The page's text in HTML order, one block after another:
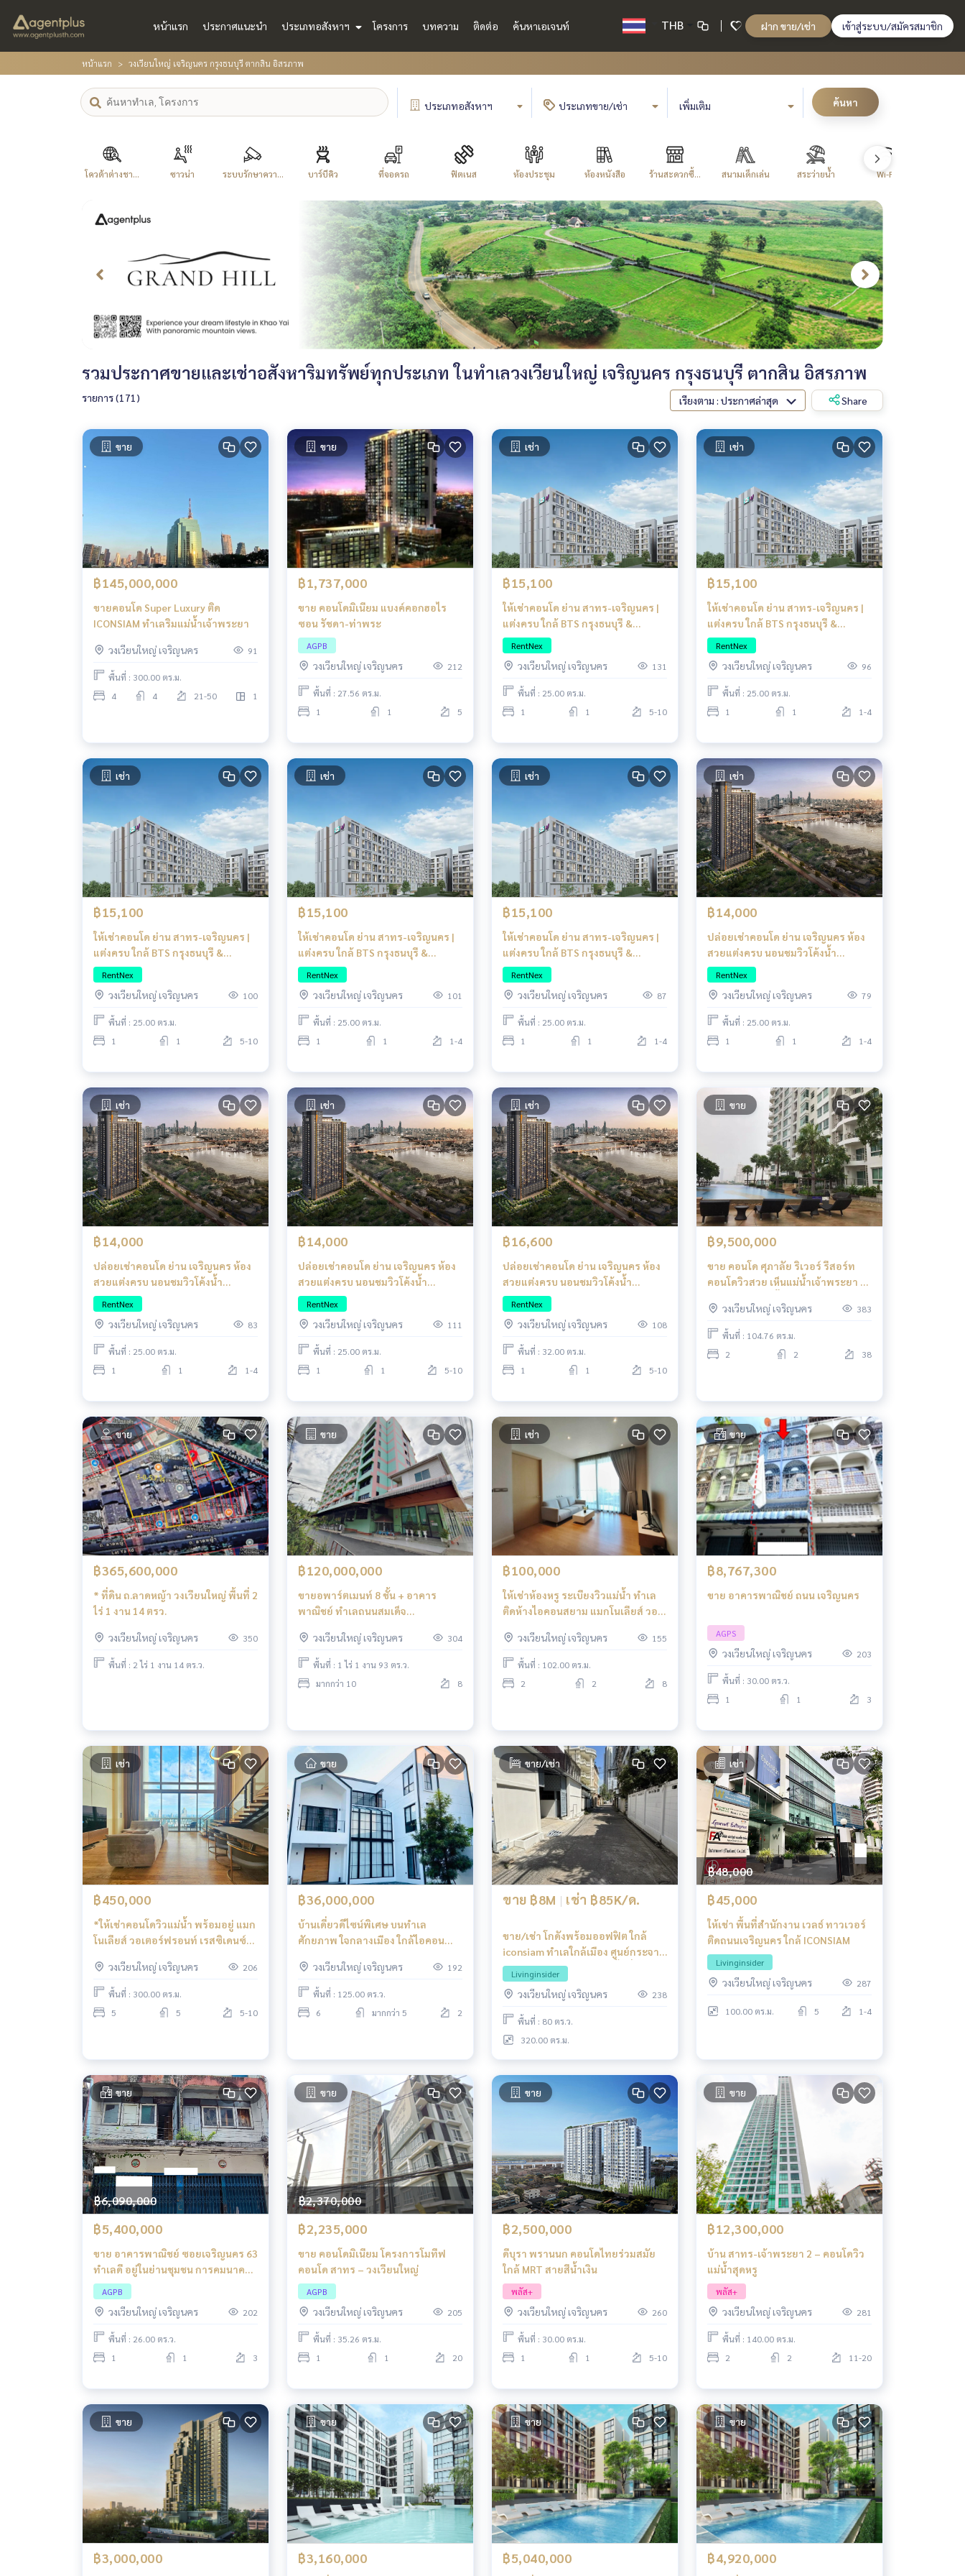
หน้าแรก ประกาศแนะนำ ประเภทอสังหาฯ โครงการ บทความ ติดต่อ ค้นหาเอเจนท์ THB ฝาก ขาย/เช่า เข้าสู่ระบบ/สมัครสมาชิก
หน้าแรก วงเวียนใหญ่ เจริญนคร กรุงธนบุรี ตากสิน อิสรภาพ
ประเภทอสังหาฯ ประเภทขาย/เช่า เพิ่มเติม ค้นหา
โควต้าต่างชา... ซาวน่า ระบบรักษาควา... บาร์บีคิว ที่จอดรถ ฟิตเนส ห้องประชุม ห้องหนังสือ ร้านสะดวกซื้... สนามเด็กเล่น สระว่ายน้ำ Wi-Fi
รวมประกาศขายและเช่าอสังหาริมทรัพย์ทุกประเภท ในทำเลวงเวียนใหญ่ เจริญนคร กรุงธนบุรี ตากสิน อิสรภาพ
รายการ (171) เรียงตาม : ประกาศล่าสุด Share
ขาย
฿145,000,000
ขายคอนโด Super Luxury ติด
ICONSIAM ทำเลริมแม่น้ำเจ้าพระยา
วงเวียนใหญ่ เจริญนคร 91
พื้นที่ : 300.00 ตร.ม.
4
4 21-50 1
ขาย
฿1,737,000
ขาย คอนโดมิเนียม แบงค์คอกฮอไร
ซอน รัชดา-ท่าพระ
AGPB
วงเวียนใหญ่ เจริญนคร 212
พื้นที่ : 27.56 ตร.ม.
1
1 5
เช่า
฿15,100
ให้เช่าคอนโด ย่าน สาทร-เจริญนคร |
แต่งครบ ใกล้ BTS กรุงธนบุรี &
ICONSIAM ต่อเดียวถึงสาทร!
RentNex
วงเวียนใหญ่ เจริญนคร 131
พื้นที่ : 25.00 ตร.ม.
1
1 5-10
เช่า
฿15,100
ให้เช่าคอนโด ย่าน สาทร-เจริญนคร |
แต่งครบ ใกล้ BTS กรุงธนบุรี &
ICONSIAM ต่อเดียวถึงสาทร!
RentNex
วงเวียนใหญ่ เจริญนคร 96
พื้นที่ : 25.00 ตร.ม.
1
1 1-4
เช่า
฿15,100
ให้เช่าคอนโด ย่าน สาทร-เจริญนคร |
แต่งครบ ใกล้ BTS กรุงธนบุรี &
ICONSIAM ต่อเดียวถึงสาทร!
RentNex
วงเวียนใหญ่ เจริญนคร 100
พื้นที่ : 25.00 ตร.ม.
1
1 5-10
เช่า
฿15,100
ให้เช่าคอนโด ย่าน สาทร-เจริญนคร |
แต่งครบ ใกล้ BTS กรุงธนบุรี &
ICONSIAM ต่อเดียวถึงสาทร!
RentNex
วงเวียนใหญ่ เจริญนคร 101
พื้นที่ : 25.00 ตร.ม.
1
1 1-4
เช่า
฿15,100
ให้เช่าคอนโด ย่าน สาทร-เจริญนคร |
แต่งครบ ใกล้ BTS กรุงธนบุรี &
ICONSIAM ต่อเดียวถึงสาทร!
RentNex
วงเวียนใหญ่ เจริญนคร 87
พื้นที่ : 25.00 ตร.ม.
1
1 1-4
เช่า
฿14,000
ปล่อยเช่าคอนโด ย่าน เจริญนคร ห้อง
สวยแต่งครบ นอนชมวิวโค้งน้ำ
เจ้าพระยา ใกล้สาทร-ไอคอนสยาม
RentNex
วงเวียนใหญ่ เจริญนคร 79
พื้นที่ : 25.00 ตร.ม.
1
1 1-4
เช่า
฿14,000
ปล่อยเช่าคอนโด ย่าน เจริญนคร ห้อง
สวยแต่งครบ นอนชมวิวโค้งน้ำ
เจ้าพระยา ใกล้สาทร-ไอคอนสยาม
RentNex
วงเวียนใหญ่ เจริญนคร 83
พื้นที่ : 25.00 ตร.ม.
1
1 1-4
เช่า
฿14,000
ปล่อยเช่าคอนโด ย่าน เจริญนคร ห้อง
สวยแต่งครบ นอนชมวิวโค้งน้ำ
เจ้าพระยา ใกล้สาทร-ไอคอนสยาม
RentNex
วงเวียนใหญ่ เจริญนคร 111
พื้นที่ : 25.00 ตร.ม.
1
1 5-10
เช่า
฿16,600
ปล่อยเช่าคอนโด ย่าน เจริญนคร ห้อง
สวยแต่งครบ นอนชมวิวโค้งน้ำ
เจ้าพระยา ใกล้สาทร-ไอคอนสยาม
RentNex
วงเวียนใหญ่ เจริญนคร 108
พื้นที่ : 32.00 ตร.ม.
1
1 5-10
ขาย
฿9,500,000
ขาย คอนโด ศุภาลัย ริเวอร์ รีสอร์ท
คอนโดวิวสวย เห็นแม่น้ำเจ้าพระยา 2
ว่างวงเวียนใหญ่ เจริญนคร 383
พื้นที่ : 104.76 ตร.ม.
2
2 38
ขาย
฿365,600,000
* ที่ดิน ถ.ลาดหญ้า วงเวียนใหญ่ พื้นที่ 2
ไร่ 1 งาน 14 ตรว.
วงเวียนใหญ่ เจริญนคร 350
พื้นที่ : 2 ไร่ 1 งาน 14 ตร.ว.
ขาย
฿120,000,000
ขายอพาร์ตเมนท์ 8 ชั้น + อาคาร
พาณิชย์ ทำเลถนนสมเด็จ
รถไฟฟ้าผ่านหน้า | ศักยภาพสูงมาก
วงเวียนใหญ่ เจริญนคร 304
พื้นที่ : 1 ไร่ 1 งาน 93 ตร.ว.
มากกว่า 10
8
เช่า
฿100,000
ให้เช่าห้องหรู ระเบียงวิวแม่น้ำ ทำเล
ติดห้างไอคอนสยาม แมกโนเลียส์ วอ
วงเวียนใหญ่ เจริญนคร
155
พื้นที่ : 102.00 ตร.ม.
2
2 8
ขาย
฿8,767,300
ขาย อาคารพาณิชย์ ถนน เจริญนคร
AGPS
วงเวียนใหญ่ เจริญนคร 203
พื้นที่ : 30.00 ตร.ว.
1
1 3
เช่า
฿450,000
*ให้เช่าคอนโดวิวแม่น้ำ พร้อมอยู่ แมก
โนเลียส์ วอเตอร์ฟรอนท์ เรสซิเดนซ์
วงเวียนใหญ่ เจริญนคร
206
พื้นที่ : 300.00 ตร.ม.
5
5 5-10
ขาย
฿36,000,000
บ้านเดี่ยวดีไซน์พิเศษ บนทำเล
ศักยภาพ ใจกลางเมือง ใกล้ไอคอน
วงเวียนใหญ่ เจริญนคร
192
พื้นที่ : 125.00 ตร.ว.
6
มากกว่า 5 2
ขาย/เช่า
ขาย ฿8M | เช่า ฿85K/ด.
ขาย/เช่า โกดังพร้อมออฟฟิต ใกล้
iconsiam ทําเลใกล้เมือง ศูนย์กระจาย
สินค้าใจกลางเมือง พร้อมพื้นที่
ออฟฟิศ ฟังก์ชันครบ ตอบโจทย์ทุก
ธุรกิจ
Livinginsider
วงเวียนใหญ่ เจริญนคร 238
พื้นที่ : 80 ตร.ว.
320.00 ตร.ม.
เช่า
฿48,000
฿45,000
ให้เช่า พื้นที่สำนักงาน เวลธ์ ทาวเวอร์
ติดถนนเจริญนคร ใกล้ ICONSIAM
Livinginsider
วงเวียนใหญ่ เจริญนคร 287
100.00 ตร.ม. 5 1-4
ขาย
฿6,090,000
฿5,400,000
ขาย อาคารพาณิชย์ ซอยเจริญนคร 63
ทำเลดี อยู่ในย่านชุมชน การคมนาคม
สะดวก
AGPB
วงเวียนใหญ่ เจริญนคร 202
พื้นที่ : 26.00 ตร.ว.
1
1 3
ขาย
฿2,370,000
฿2,235,000
ขาย คอนโดมิเนียม โครงการโมทีฟ
คอนโด สาทร – วงเวียนใหญ่
AGPB
วงเวียนใหญ่ เจริญนคร 205
พื้นที่ : 35.26 ตร.ม.
1
1 20
ขาย
฿2,500,000
ดีบุรา พรานนก คอนโดไทยร่วมสมัย
ใกล้ MRT สายสีน้ำเงิน
พลัส+
วงเวียนใหญ่ เจริญนคร 260
พื้นที่ : 30.00 ตร.ม.
1
1 5-10
ขาย
฿12,300,000
บ้าน สาทร-เจ้าพระยา 2 – คอนโดวิว
แม่น้ำสุดหรู
พลัส+
วงเวียนใหญ่ เจริญนคร 281
พื้นที่ : 140.00 ตร.ม.
2
2 11-20
ขาย
฿3,000,000
ขาย
฿3,160,000
ขาย
฿5,040,000
ขาย
฿4,920,000